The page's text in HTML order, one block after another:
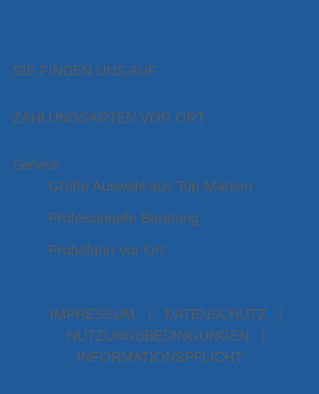
SIE FINDEN UNS AUF
ZAHLUNGSARTEN VOR ORT
Service
Große Auswahl aus Top-Marken
Professionelle Beratung
Probefahrt vor Ort
IMPRESSUM DATENSCHUTZ
NUTZUNGSBEDINGUNGEN
INFORMATIONSPFLICHT